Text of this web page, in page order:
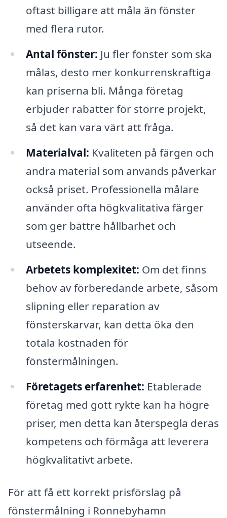
oftast billigare att måla än fönster
med flera rutor.
Antal fönster: Ju fler fönster som ska
målas, desto mer konkurrenskraftiga
kan priserna bli. Många företag
erbjuder rabatter för större projekt,
så det kan vara värt att fråga.
Materialval: Kvaliteten på färgen och
andra material som används påverkar
också priset. Professionella målare
använder ofta högkvalitativa färger
som ger bättre hållbarhet och
utseende.
Arbetets komplexitet: Om det finns
behov av förberedande arbete, såsom
slipning eller reparation av
fönsterskarvar, kan detta öka den
totala kostnaden för
fönstermålningen.
Företagets erfarenhet: Etablerade
företag med gott rykte kan ha högre
priser, men detta kan återspegla deras
kompetens och förmåga att leverera
högkvalitativt arbete.
För att få ett korrekt prisförslag på
fönstermålning i Ronnebyhamn